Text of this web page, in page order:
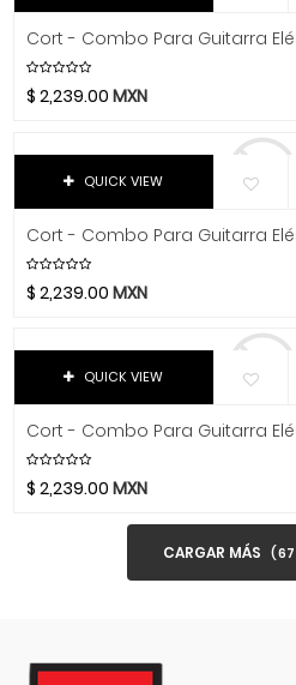
Dictum
Dixon
DJTT
Dunlop
Dynaudio
El Cometa
Ember
EMO
Ernie Ball
Evans
Fernandes Guitar
$2,239.00 MXN
QUICK VIEW
$2,239.00 MXN
QUICK VIEW
$2,239.00 MXN
CARGAR MÁS ( 67